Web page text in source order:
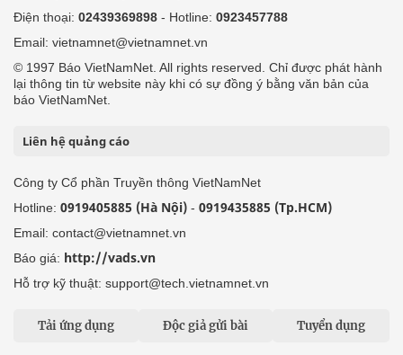
Điện thoại: 02439369898 - Hotline: 0923457788
Email: vietnamnet@vietnamnet.vn
© 1997 Báo VietNamNet. All rights reserved. Chỉ được phát hành
lại thông tin từ website này khi có sự đồng ý bằng văn bản của
báo VietNamNet.
Liên hệ quảng cáo
Công ty Cổ phần Truyền thông VietNamNet
Hotline: 0919405885 (Hà Nội) - 0919435885 (Tp.HCM)
Email: contact@vietnamnet.vn
Báo giá: http://vads.vn
Hỗ trợ kỹ thuật: support@tech.vietnamnet.vn
Tải ứng dụng Độc giả gửi bài Tuyển dụng